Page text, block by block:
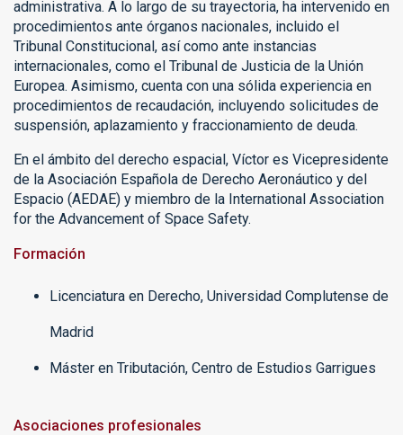
administrativa. A lo largo de su trayectoria, ha intervenido en
procedimientos ante órganos nacionales, incluido el
Tribunal Constitucional, así como ante instancias
internacionales, como el Tribunal de Justicia de la Unión
Europea. Asimismo, cuenta con una sólida experiencia en
procedimientos de recaudación, incluyendo solicitudes de
suspensión, aplazamiento y fraccionamiento de deuda.
En el ámbito del derecho espacial, Víctor es Vicepresidente
de la Asociación Española de Derecho Aeronáutico y del
Espacio (AEDAE) y miembro de la International Association
for the Advancement of Space Safety.
Formación
Licenciatura en Derecho, Universidad Complutense de
Madrid
Máster en Tributación, Centro de Estudios Garrigues
Asociaciones profesionales